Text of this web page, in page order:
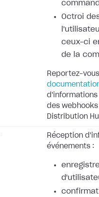
Octroi
ceux-ci
de la
Reportez-
des
Distribution
Réception
événements :